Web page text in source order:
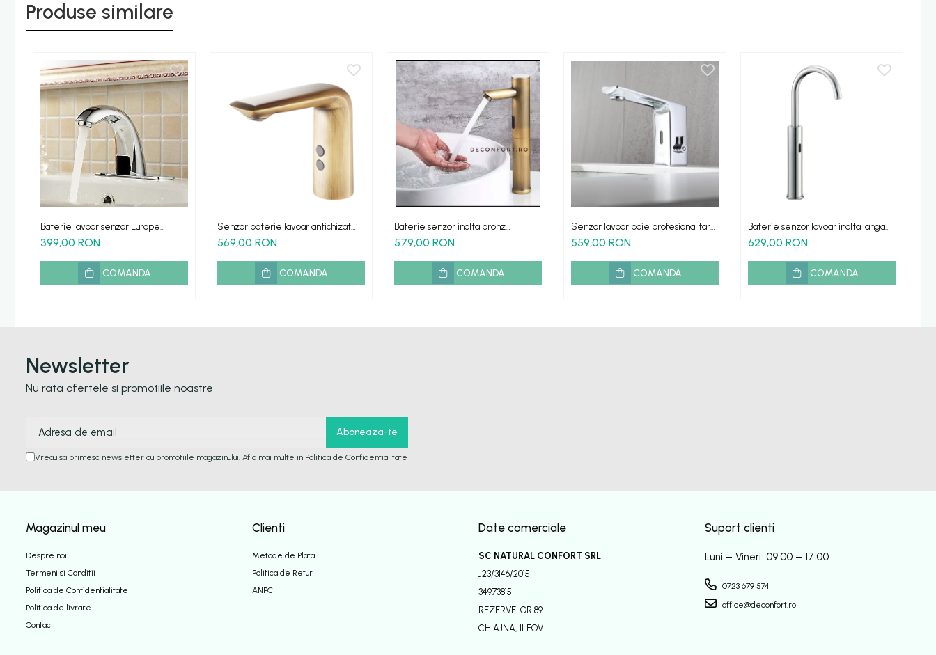
Produse similare
Baterie lavoar senzor Europe
actionare automata
399,00 RON
COMANDA
Senzor baterie lavoar antichizat
fara atingere
569,00 RON
COMANDA
Baterie senzor inalta bronz
antichizat retro
579,00 RON
COMANDA
Senzor lavoar baie profesional fara
atingere reglare temperatura apa
559,00 RON
COMANDA
Baterie senzor lavoar inalta langa
chiuveta HighSense
629,00 RON
COMANDA
Newsletter
Nu rata ofertele si promotiile noastre
Vreau sa primesc newsletter cu promotiile magazinului. Afla mai multe in Politica de Confidentialitate
Magazinul meu
Despre noi
Termeni si Conditii
Politica de Confidentialitate
Politica de livrare
Contact
Clienti
Metode de Plata
Politica de Retur
ANPC
Date comerciale
SC NATURAL CONFORT SRL
J23/3146/2015
34973815
REZERVELOR 89
CHIAJNA, ILFOV
Suport clienti
Luni – Vineri: 09:00 – 17:00
0723 679 574
office@deconfort.ro